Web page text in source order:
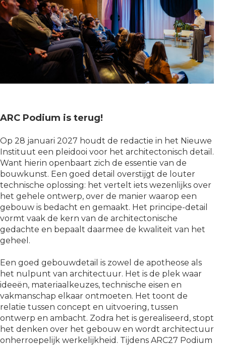
ARC Podium is terug!
Op 28 januari 2027 houdt de redactie in het Nieuwe
Instituut een pleidooi voor het architectonisch detail.
Want hierin openbaart zich de essentie van de
bouwkunst. Een goed detail overstijgt de louter
technische oplossing: het vertelt iets wezenlijks over
het gehele ontwerp, over de manier waarop een
gebouw is bedacht en gemaakt. Het principe-detail
vormt vaak de kern van de architectonische
gedachte en bepaalt daarmee de kwaliteit van het
geheel.​​
Een goed gebouwdetail is zowel de apotheose als
het nulpunt van architectuur. Het is de plek waar
ideeën, materiaalkeuzes, technische eisen en
vakmanschap elkaar ontmoeten. Het toont de
relatie tussen concept en uitvoering, tussen
ontwerp en ambacht. Zodra het is gerealiseerd, stopt
het denken over het gebouw en wordt architectuur
onherroepelijk werkelijkheid. Tijdens ARC27 Podium